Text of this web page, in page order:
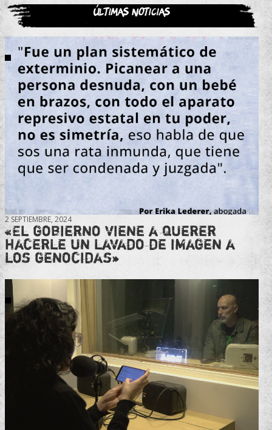
Últimas noticias
2 SEPTIEMBRE, 2024
«El gobierno viene a querer
hacerle un lavado de imagen a
los genocidas»